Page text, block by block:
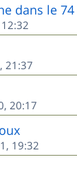
dans le 74
21:37
20:17
19:32